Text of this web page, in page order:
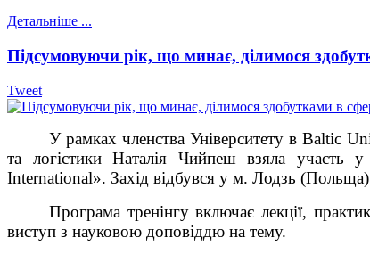
Детальніше ...
Підсумовуючи рік, що минає, ділимося
Tweet
У рамках членства Університету в Baltic
та логістики Наталія Чийпеш взяла
International». Захід відбувся у м. Лодзь
Програма тренінгу включає лекції,
виступ з науковою доповіддю на тему.